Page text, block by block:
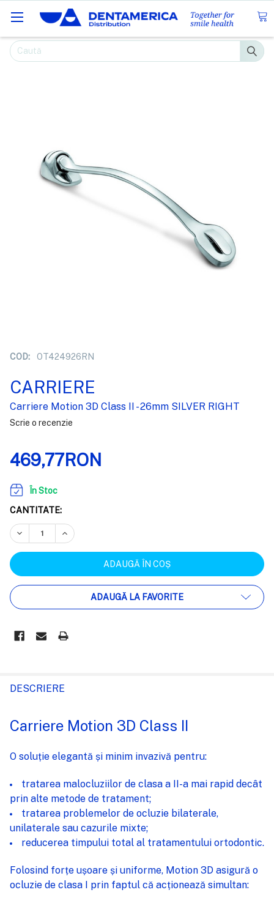
Caută
COD: OT424926RN
CARRIERE
Carriere Motion 3D Class II - 26mm SILVER RIGHT
Scrie o recenzie
469,77RON
În Stoc
CANTITATE:
REDUCEȚI CANTITATEA:
CREȘTEȚI CANTITATEA:
ADAUGĂ LA FAVORITE
CUMPARATE
TOT
ADAUGĂ
%STR%
ÎN COȘ
DESCRIERE
Carriere Motion 3D Class II
O soluție elegantă și minim invazivă pentru:
tratarea malocluziilor de clasa a II-a mai rapid decât
prin alte metode de tratament;
tratarea problemelor de ocluzie bilaterale,
unilaterale sau cazurile mixte;
reducerea timpului total al tratamentului ortodontic.
Folosind forțe ușoare și uniforme, Motion 3D asigură o
ocluzie de clasa I prin faptul că acționează simultan: